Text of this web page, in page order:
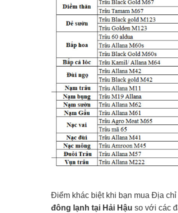
Điểm khác biệt khi bạn mua Địa
đông lạnh tại Hải Hậu so với các